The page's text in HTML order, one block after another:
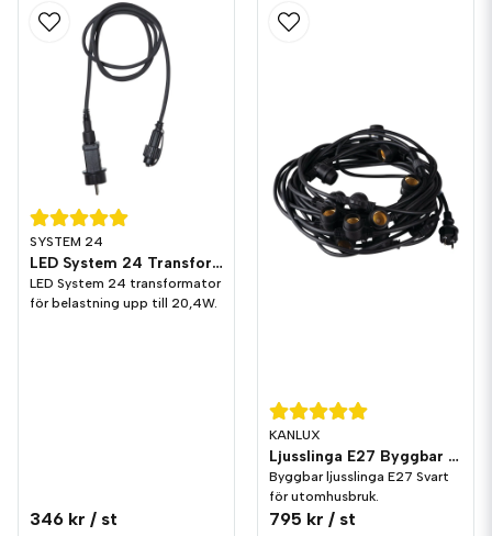
SYSTEM 24
LED System 24 Transformator 20,4W
LED System 24 transformator
för belastning upp till 20,4W.
346 kr / st
KANLUX
Ljusslinga E27 Byggbar 15st Socklar 15-meter Svart
Byggbar ljusslinga E27 Svart
för utomhusbruk.
795 kr / st